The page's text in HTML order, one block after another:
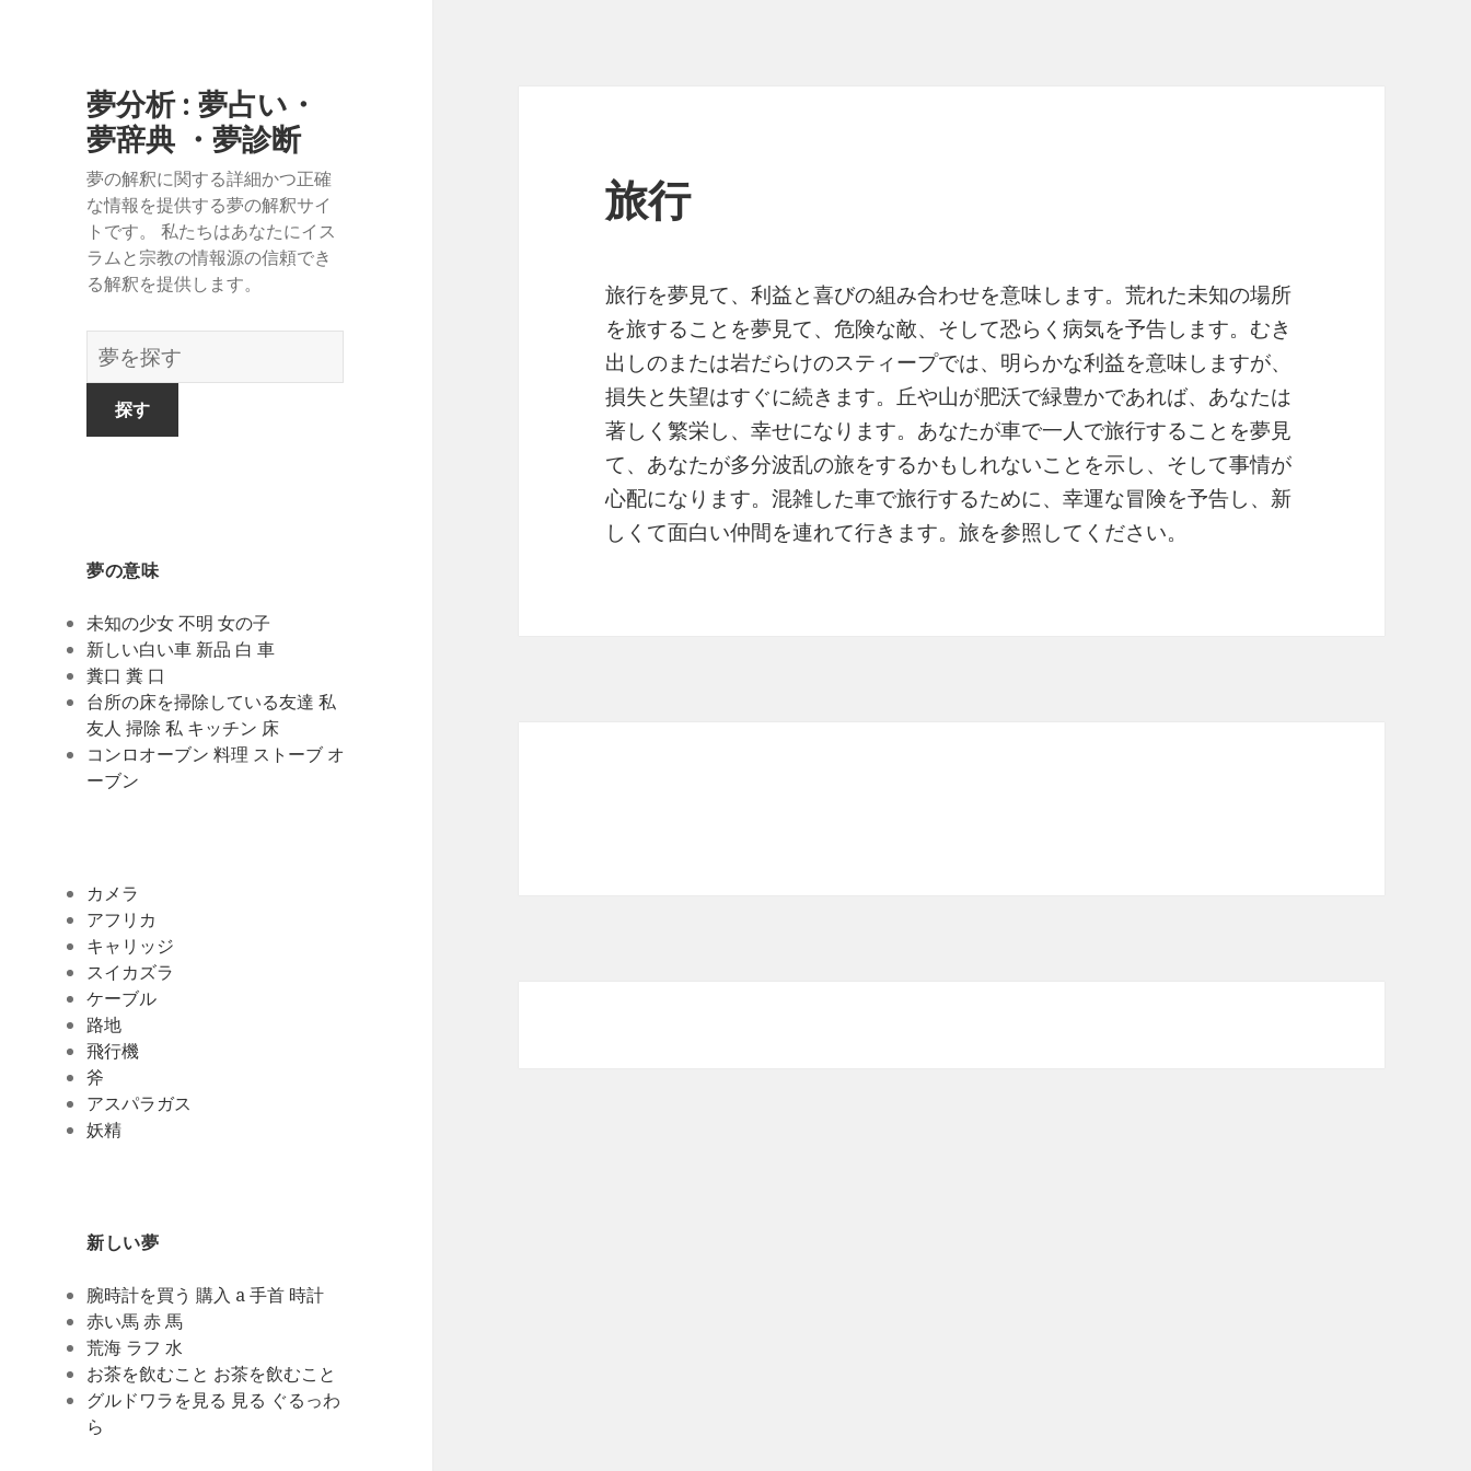
夢分析 : 夢占い・
夢辞典 ・夢診断
夢の解釈に関する詳細かつ正確
な情報を提供する夢の解釈サイ
トです。 私たちはあなたにイス
ラムと宗教の情報源の信頼でき
る解釈を提供します。
夢
の
夢の意味
未知の少女 不明 女の子
新しい白い車 新品 白 車
糞口 糞 口
台所の床を掃除している友達 私
友人 掃除 私 キッチン 床
コンロオーブン 料理 ストーブ オ
ーブン
カメラ
アフリカ
キャリッジ
スイカズラ
ケーブル
路地
飛行機
斧
アスパラガス
妖精
新しい夢
腕時計を買う 購入 a 手首 時計
赤い馬 赤 馬
荒海 ラフ 水
お茶を飲むこと お茶を飲むこと
グルドワラを見る 見る ぐるっわ
ら
旅行
旅行を夢見て、利益と喜びの組み合わせを意味します。荒れた未知の場所
を旅することを夢見て、危険な敵、そして恐らく病気を予告します。むき
出しのまたは岩だらけのスティープでは、明らかな利益を意味しますが、
損失と失望はすぐに続きます。丘や山が肥沃で緑豊かであれば、あなたは
著しく繁栄し、幸せになります。あなたが車で一人で旅行することを夢見
て、あなたが多分波乱の旅をするかもしれないことを示し、そして事情が
心配になります。混雑した車で旅行するために、幸運な冒険を予告し、新
しくて面白い仲間を連れて行きます。旅を参照してください。